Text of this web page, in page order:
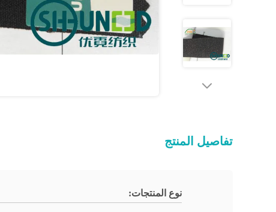
تفاصيل المنتج
نوع المنتجات: